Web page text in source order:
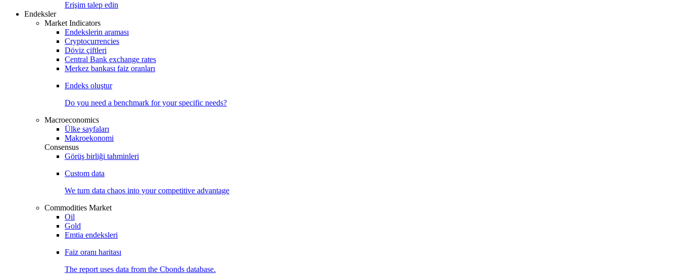
Erişim talep edin
Endeksler
Market Indicators
Endekslerin araması
Cryptocurrencies
Döviz çiftleri
Central Bank exchange rates
Merkez bankası faiz oranları
Endeks oluştur
Do you need a benchmark for your specific needs?
Macroeconomics
Ülke sayfaları
Makroekonomi
Consensus
Görüş birliği tahminleri
Custom data
We turn data chaos into your competitive advantage
Commodities Market
Oil
Gold
Emtia endeksleri
Faiz oranı haritası
The report uses data from the Cbonds database.